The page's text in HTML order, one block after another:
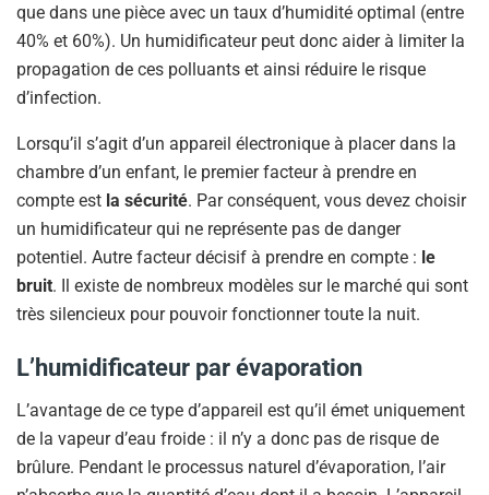
que dans une pièce avec un taux d’humidité optimal (entre
40% et 60%). Un humidificateur peut donc aider à limiter la
propagation de ces polluants et ainsi réduire le risque
d’infection.
Lorsqu’il s’agit d’un appareil électronique à placer dans la
chambre d’un enfant, le premier facteur à prendre en
compte est la sécurité. Par conséquent, vous devez choisir
un humidificateur qui ne représente pas de danger
potentiel. Autre facteur décisif à prendre en compte : le
bruit. Il existe de nombreux modèles sur le marché qui sont
très silencieux pour pouvoir fonctionner toute la nuit.
L’humidificateur par évaporation
L’avantage de ce type d’appareil est qu’il émet uniquement
de la vapeur d’eau froide : il n’y a donc pas de risque de
brûlure. Pendant le processus naturel d’évaporation, l’air